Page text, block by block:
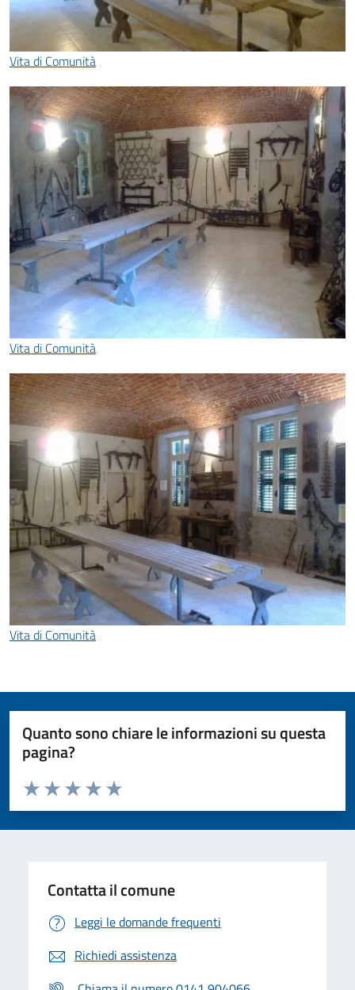
Vita di Comunità
Vita di Comunità
Vita di Comunità
Quanto sono chiare le informazioni su questa
pagina?
Valuta da 1 a 5 stelle la pagina
Valuta 5 stelle su 5
Valuta 4 stelle su 5
Valuta 3 stelle su 5
Valuta 2 stelle su 5
Valuta 1 stelle su 5
Contatta il comune
Leggi le domande frequenti
Richiedi assistenza